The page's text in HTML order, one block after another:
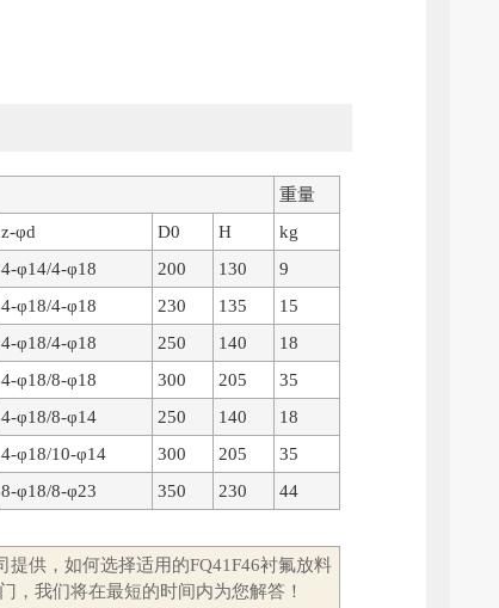
重量
z-φd D0 H
kg
4-φ14/4-φ18 200 130
9
4-φ18/4-φ18 230 135
15
4-φ18/4-φ18 250 140
18
4-φ18/8-φ18 300 205
35
4-φ18/8-φ14 250 140
18
4-φ18/10-φ14 300 205
35
8-φ18/8-φ23 350 230 44
提供，如何选择适用的FQ41F46衬氟放料
，我们将在最短的时间内为您解答！